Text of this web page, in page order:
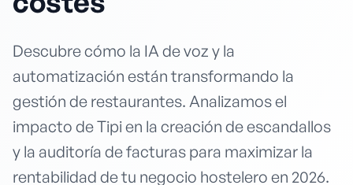
Descubre cómo la IA de voz y la
automatización están transformando la
gestión de restaurantes. Analizamos el
impacto de Tipi en la creación de escandallos
y la auditoría de facturas para maximizar la
rentabilidad de tu negocio hostelero en 2026.